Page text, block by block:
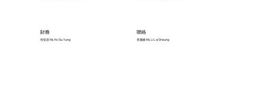
財務
何笑容 Ms. Ho Siu Yung
聯絡
李麗嫦 Ms. Li Lai Sheung